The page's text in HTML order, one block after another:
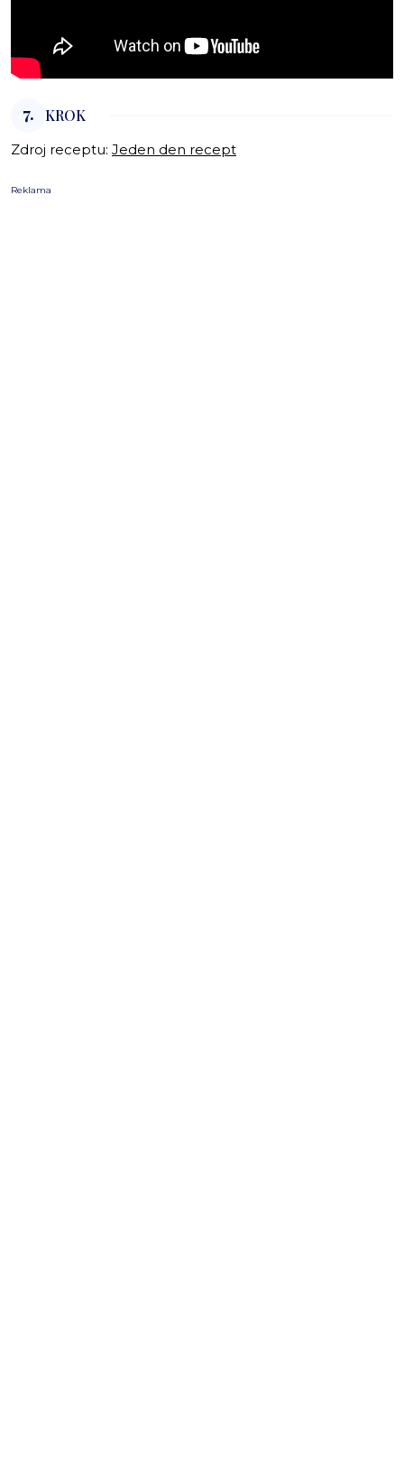
7. KROK
Zdroj receptu: Jeden den recept
Reklama